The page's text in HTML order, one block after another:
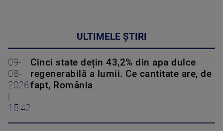
ULTIMELE ȘTIRI
09-
08-
2026
15:42
Cinci state dețin 43,2% din apa dulce
regenerabilă a lumii. Ce cantitate are, de
fapt, România